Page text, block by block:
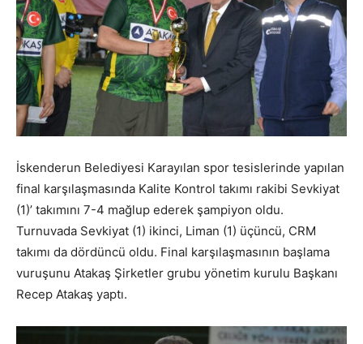
İskenderun Belediyesi Karayılan spor tesislerinde yapılan
final karşılaşmasında Kalite Kontrol takımı rakibi Sevkiyat
(1)’ takımını 7-4 mağlup ederek şampiyon oldu.
Turnuvada Sevkiyat (1) ikinci, Liman (1) üçüncü, CRM
takımı da dördüncü oldu. Final karşılaşmasının başlama
vuruşunu Atakaş Şirketler grubu yönetim kurulu Başkanı
Recep Atakaş yaptı.